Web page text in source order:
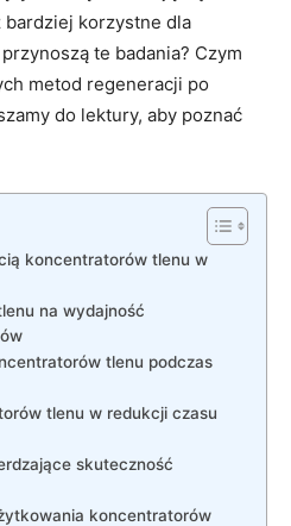
‍korzystne‍ dla​
te badania?⁣ Czym
metod ‍regeneracji po
do lektury, aby poznać
koncentratorów‍ tlenu w
na wydajność
​tlenu podczas⁤
tlenu w redukcji czasu
⁢skuteczność
koncentratorów